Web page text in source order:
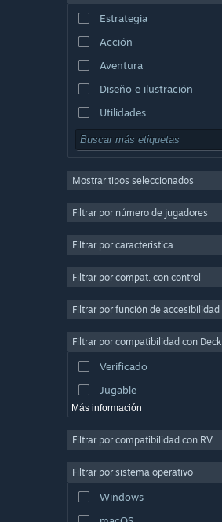
Estrategia
Acción
Aventura
Diseño e ilustración
Utilidades
Free to Play
Multijugador masivo
Casuales
Simuladores
Producción de video
Edición fotográfica
Mostrar tipos seleccionados
Filtrar por número de jugadores
Filtrar por característica
Filtrar por compat. con control
Filtrar por función de accesibilidad
Filtrar por compatibilidad con Deck
Verificado
Jugable
Más información
Filtrar por compatibilidad con RV
Filtrar por sistema operativo
Windows